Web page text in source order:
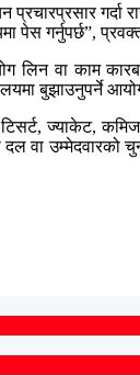
प्रचारप्रसार
पेस गर्नुपर्छ”,
वा काम
बुझाउनुपर्ने
ज्याकेट,
उम्मेदवारको